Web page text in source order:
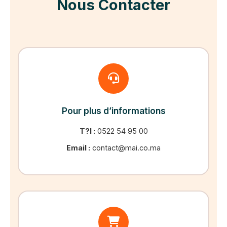
Nous Contacter
Pour plus d’informations
T?l : 0522 54 95 00
Email : contact@mai.co.ma